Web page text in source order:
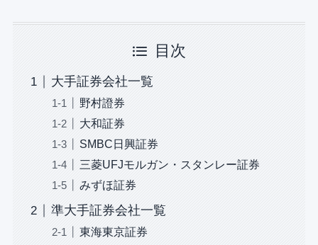
目次
大手証券会社一覧
野村證券
大和証券
SMBC日興証券
三菱UFJモルガン・スタンレー証券
みずほ証券
準大手証券会社一覧
東海東京証券